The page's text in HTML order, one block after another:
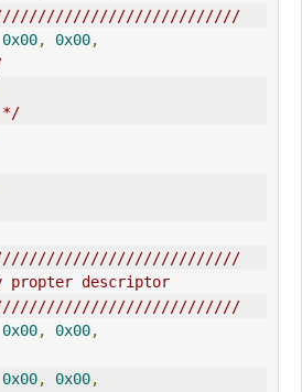
0x00, 0x00,
*/
descriptor
0x00, 0x00,
0x00, 0x00,